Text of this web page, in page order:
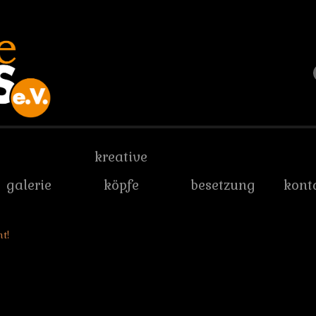
galerie
kreative
köpfe
besetzung